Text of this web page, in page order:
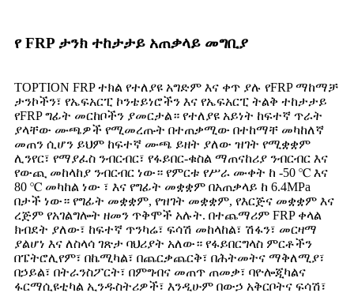
የ FRP ታንክ ተከታታይ አጠቃላይ መግቢያ
TOPTION FRP ተክል የተለያዩ አግድም እና ቀጥ ያሉ የFRP ማከማቻ
ታንኮችን፣ የኤፍአርፒ ኮንቴይነሮችን እና የኤፍአርፒ ትልቅ ተከታታይ
የFRP ግፊት መርከቦችን ያመርታል። የተለያዩ አይነት ከፍተኛ ጥራት
ያላቸው ሙጫዎች የሚመረጡት በተጠቃሚው በተከማቸ መካከለኛ
መጠን ሲሆን ይህም ከፍተኛ ሙጫ ይዘት ያለው ዝገት የሚቋቋም
ሊንየር፣ የማያፈስ ንብርብር፣ የፋይበር-ቁስል ማጠናከሪያ ንብርብር እና
የውጪ መከላከያ ንብርብር ነው። የምርቱ የሥራ ሙቀት ከ -50 ℃ እና
80 ℃ መካከል ነው ፣ እና የግፊት መቋቋም በአጠቃላይ ከ 6.4MPa
በታች ነው። የግፊት መቋቋም, የዝገት መቋቋም, የእርጅና መቋቋም እና
ረጅም የአገልግሎት ዘመን ጥቅሞች አሉት. በተጨማሪም FRP ቀላል
ክብደት ያለው፣ ከፍተኛ ጥንካሬ፣ ፍሳሽ መከላከል፣ ሽፋን፣ መርዛማ
ያልሆነ እና ለስላሳ ገጽታ ባህሪያት አለው። የፋይበርግላስ ምርቶችን
በፔትሮሊየም፣ በኬሚካል፣ በጨርቃጨርቅ፣ በሕትመትና ማቅለሚያ፣
በኃይል፣ በትራንስፖርት፣ በምግብና መጠጥ ጠመቃ፣ ባዮሎጂካልና
ፋርማሲዩቲካል ኢንዱስትሪዎች፣ እንዲሁም በውኃ አቅርቦትና ፍሳሽ፣